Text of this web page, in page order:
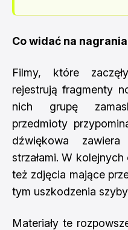
Co widać na
Filmy, które
rejestrują fragmenty
nich grupę
przedmioty
dźwiękowa
strzałami. W
też zdjęcia mające
tym uszkodzenia
Materiały te